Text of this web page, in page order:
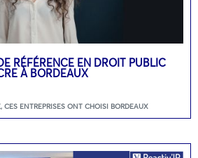
RÉFÉRENCE EN DROIT PUBLIC
À BORDEAUX
, CES ENTREPRISES ONT CHOISI BORDEAUX